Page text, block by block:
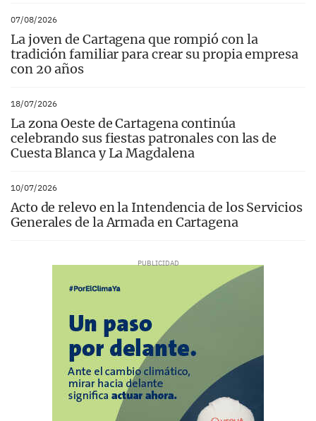
07/08/2026
La joven de Cartagena que rompió con la
tradición familiar para crear su propia empresa
con 20 años
18/07/2026
La zona Oeste de Cartagena continúa
celebrando sus fiestas patronales con las de
Cuesta Blanca y La Magdalena
10/07/2026
Acto de relevo en la Intendencia de los Servicios
Generales de la Armada en Cartagena